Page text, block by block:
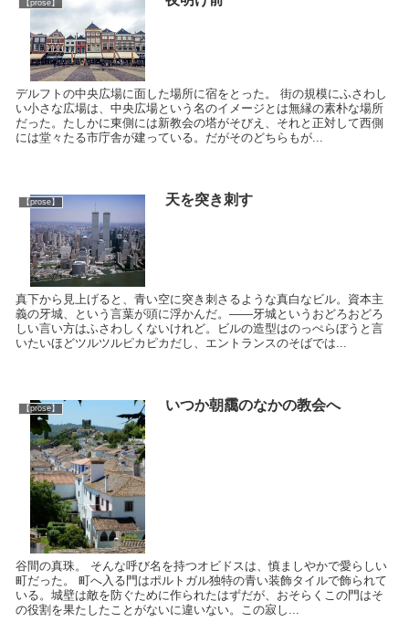
【prose】
デルフトの中央広場に面した場所に宿をとった。 街の規模にふさわし
い小さな広場は、中央広場という名のイメージとは無縁の素朴な場所
だった。たしかに東側には新教会の塔がそびえ、それと正対して西側
には堂々たる市庁舎が建っている。だがそのどちらもが...
【prose】 天を突き刺す
真下から見上げると、青い空に突き刺さるような真白なビル。資本主
義の牙城、という言葉が頭に浮かんだ。――牙城というおどろおどろ
しい言い方はふさわしくないけれど。ビルの造型はのっぺらぼうと言
いたいほどツルツルピカピカだし、エントランスのそばでは...
【prose】 いつか朝靄のなかの教会へ
谷間の真珠。 そんな呼び名を持つオビドスは、慎ましやかで愛らしい
町だった。 町へ入る門はポルトガル独特の青い装飾タイルで飾られて
いる。城壁は敵を防ぐために作られたはずだが、おそらくこの門はそ
の役割を果たしたことがないに違いない。この寂し...